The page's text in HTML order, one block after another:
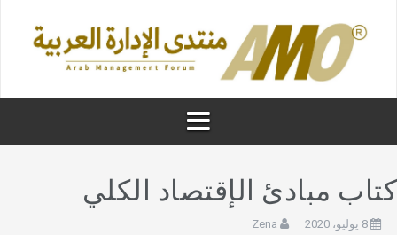
مبادئ الإقتصاد الكلي
8 يوليو، 2020 Zena